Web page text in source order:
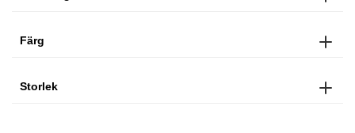
Färg
Storlek